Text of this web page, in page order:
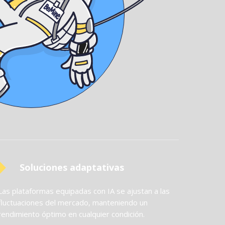
plataformas equipadas con IA se ajustan a las
del mercado, manteniendo un
óptimo en cualquier condición.
Soluciones adaptativas